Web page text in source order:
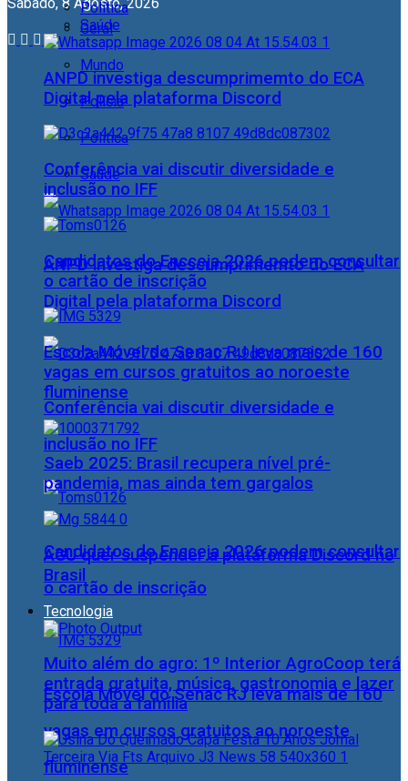
Geral
Mundo
Polícia
Política
Saúde
ANPD investiga descumprimemto do ECA
Digital pela plataforma Discord
Conferência vai discutir diversidade e
inclusão no IFF
Candidatos do Encceja 2026 podem consultar
o cartão de inscrição
Escola Móvel do Senac RJ leva mais de 160
vagas em cursos gratuitos ao noroeste
fluminense
Política
Saúde
ANPD investiga descumprimemto do ECA
Digital pela plataforma Discord
Conferência vai discutir diversidade e
inclusão no IFF
Candidatos do Encceja 2026 podem consultar
o cartão de inscrição
Escola Móvel do Senac RJ leva mais de 160
vagas em cursos gratuitos ao noroeste
fluminense
Saeb 2025: Brasil recupera nível pré-
pandemia, mas ainda tem gargalos
AGU quer suspender a plataforma Discord no
Brasil
Tecnologia
Muito além do agro: 1º Interior AgroCoop terá
entrada gratuita, música, gastronomia e lazer
para toda a família